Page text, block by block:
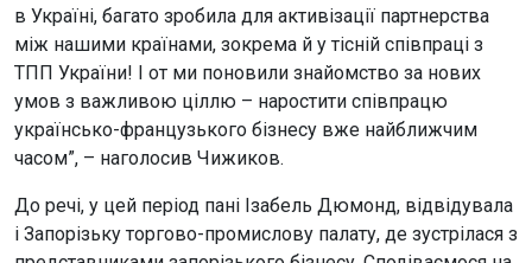
в Україні, багато зробила для активізації партнерства
між нашими країнами, зокрема й у тісній співпраці з
ТПП України! І от ми поновили знайомство за нових
умов з важливою ціллю – наростити співпрацю
українсько-французького бізнесу вже найближчим
часом”, – наголосив Чижиков.
До речі, у цей період пані Ізабель Дюмонд, відвідувала
і Запорізьку торгово-промислову палату, де зустрілася з